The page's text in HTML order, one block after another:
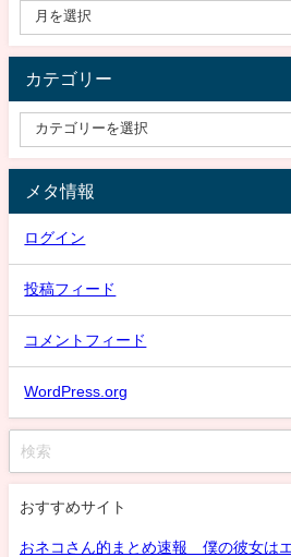
カテゴリー
メタ情報
ログイン
投稿フィード
コメントフィード
WordPress.org
おすすめサイト
おネコさん的まとめ速報 僕の彼女は